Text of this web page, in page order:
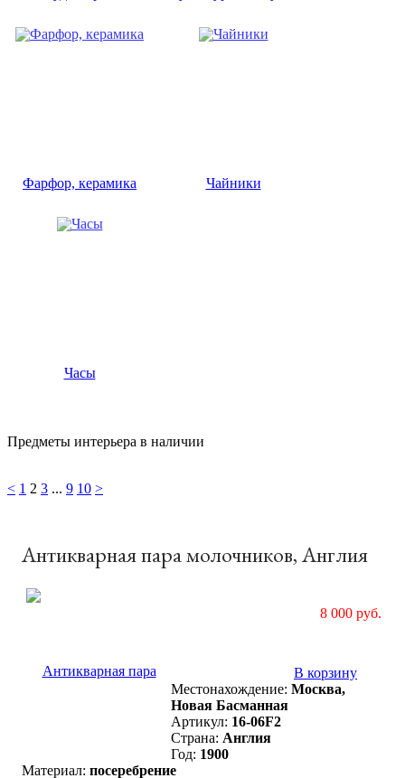
Фарфор, керамика Чайники
Часы
Предметы интерьера в наличии
< 1 2 3 ... 9 10 >
Антикварная пара молочников, Англия
8 000 руб.
В корзину
Местонахождение: Москва,
Новая Басманная
Артикул: 16-06F2
Страна: Англия
Год: 1900
Материал: посеребрение